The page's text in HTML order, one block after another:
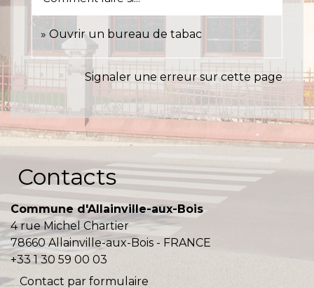
Ouvrir un bureau de tabac
Signaler une erreur sur cette page
Contacts
Commune d'Allainville-aux-Bois
4 rue Michel Chartier
78660 Allainville-aux-Bois - FRANCE
+33 1 30 59 00 03
Contact par formulaire